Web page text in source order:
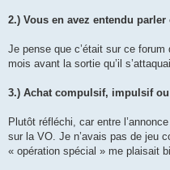
2.) Vous en avez entendu
Je pense que c’était sur ce
mois avant la sortie qu’il
3.) Achat compulsif, impulsif
Plutôt réfléchi, car entre
sur la VO. Je n’avais pas de jeu
« opération spécial » me plaisait